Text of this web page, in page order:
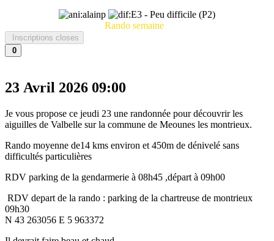
Rando semaine
Inscriptions closes
0
23 Avril 2026 09:00
Je vous propose ce jeudi 23 une randonnée pour découvrir les
aiguilles de Valbelle sur la commune de Meounes les montrieux.
Rando moyenne de14 kms environ et 450m de dénivelé sans
difficultés particulières
RDV parking de la gendarmerie à 08h45 ,départ à 09h00
RDV depart de la rando : parking de la chartreuse de montrieux
09h30
N 43 263056 E 5 963372